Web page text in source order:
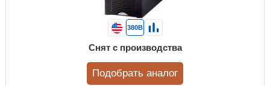
380В
Снят с производства
Подобрать аналог